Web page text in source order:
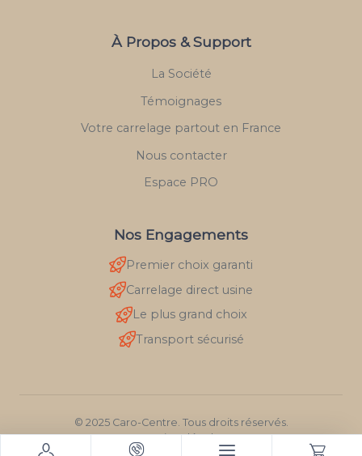
À Propos & Support
La Société
Témoignages
Votre carrelage partout en France
Nous contacter
Espace PRO
Nos Engagements
Premier choix garanti
Carrelage direct usine
Le plus grand choix
Transport sécurisé
© 2025 Caro-Centre. Tous droits réservés.
Mentions légales